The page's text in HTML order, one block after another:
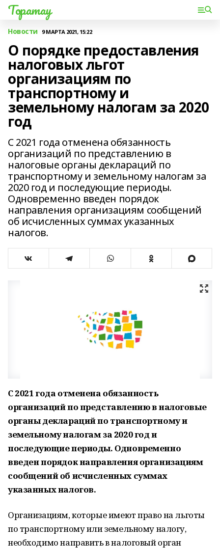
Торатау
Новости 9 МАРТА 2021, 15:22
О порядке предоставления
налоговых льгот
организациям по
транспортному и
земельному налогам за 2020
год
С 2021 года отменена обязанность
организаций по представлению в
налоговые органы деклараций по
транспортному и земельному налогам за
2020 год и последующие периоды.
Одновременно введен порядок
направления организациям сообщений
об исчисленных суммах указанных
налогов.
С 2021 года отменена обязанность
организаций по представлению в налоговые
органы деклараций по транспортному и
земельному налогам за 2020 год и
последующие периоды. Одновременно
введен порядок направления организациям
сообщений об исчисленных суммах
указанных налогов.
Организациям, которые имеют право на льготы
по транспортному или земельному налогу,
необходимо направить в налоговый орган